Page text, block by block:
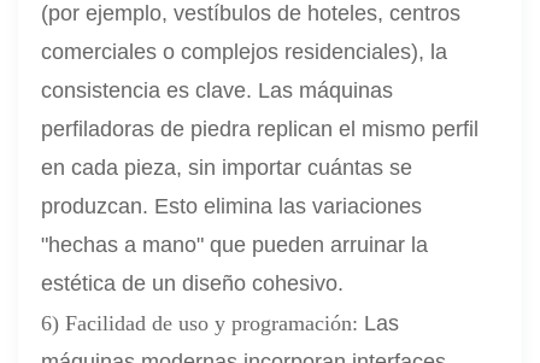
(por ejemplo, vestíbulos de hoteles, centros
comerciales o complejos residenciales), la
consistencia es clave. Las máquinas
perfiladoras de piedra replican el mismo perfil
en cada pieza, sin importar cuántas se
produzcan. Esto elimina las variaciones
"hechas a mano" que pueden arruinar la
estética de un diseño cohesivo.
6) Facilidad de uso y programación: Las